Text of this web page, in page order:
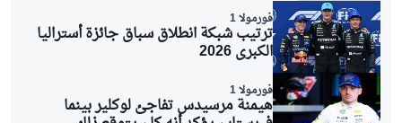
فورمولا 1
ترتيب شبكة انطلاق سباق جائزة أستراليا
الكبرى 2026
فورمولا 1
هيمنة مرسيدس تفاجئ لوكلير بينما